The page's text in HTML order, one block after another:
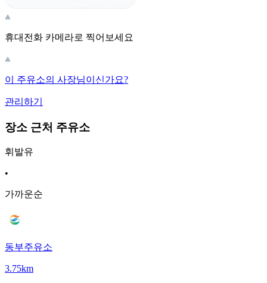
휴대전화 카메라로 찍어보세요
이 주유소의 사장님이신가요?
관리하기
장소 근처 주유소
휘발유
•
가까운순
동부주유소
3.75km